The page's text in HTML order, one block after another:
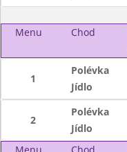
Menu Chod
1
Polévka
Jídlo
2
Polévka
Jídlo